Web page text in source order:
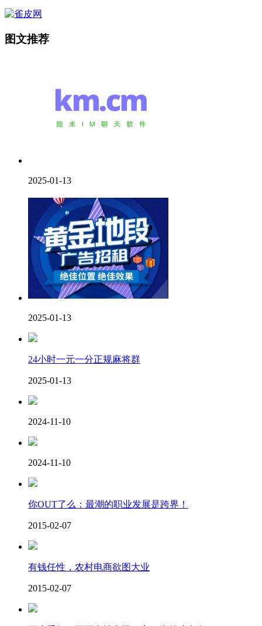
图文推荐
2025-01-13
2025-01-13
24小时一元一分正规麻将群
2025-01-13
2024-11-10
2024-11-10
你OUT了么：最潮的职业发展是跨界！
2015-02-07
有钱任性，农村电商欲图大业
2015-02-07